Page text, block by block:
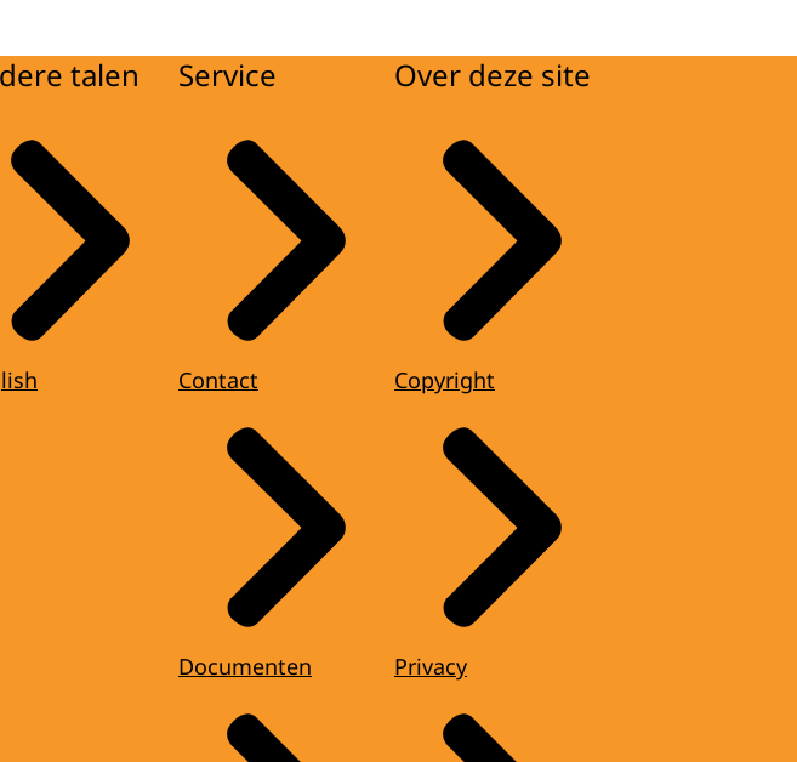
talen Service
Contact
Documenten
Over deze site
Copyright
Privacy